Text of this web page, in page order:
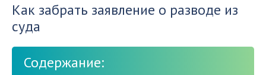
Как забрать заявление о разводе из
суда
Содержание: